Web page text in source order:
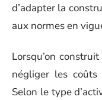
d’adapter la
aux normes en
Lorsqu’on
négliger les coûts
Selon le type